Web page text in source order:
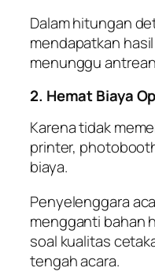
Dalam hitungan
mendapatkan
menunggu
2. Hemat Biaya
Karena tidak
printer,
biaya.
Penyelenggara
mengganti bahan
soal kualitas
tengah acara.